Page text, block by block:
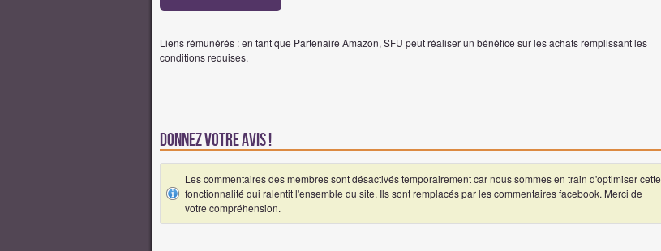
Liens rémunérés : en tant que Partenaire Amazon, SFU peut réaliser un bénéfice sur les achats remplissant les
conditions requises.
Donnez votre avis !
Les commentaires des membres sont désactivés temporairement car nous sommes en train d'optimiser cette
fonctionnalité qui ralentit l'ensemble du site. Ils sont remplacés par les commentaires facebook. Merci de
votre compréhension.